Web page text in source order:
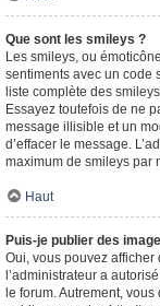
Que sont les smileys ?
Les smileys, ou
sentiments avec un code
liste complète des
Essayez toutefois de ne
message illisible et un
d’effacer le message.
maximum de smileys par
Haut
Puis-je publier des
Oui, vous pouvez
l’administrateur a
le forum. Autrement,